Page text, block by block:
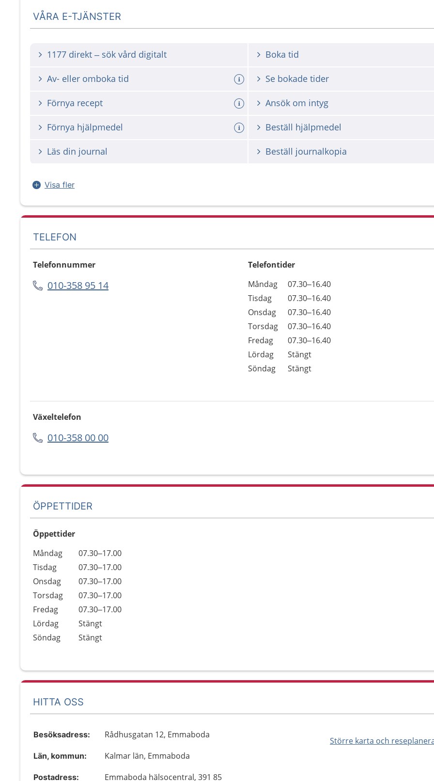
VÅRA E-TJÄNSTER
1177 direkt – sök vård digitalt Boka tid
Av- eller omboka tid Se bokade tider
Förnya recept Ansök om intyg
Förnya hjälpmedel Beställ hjälpmedel
Läs din journal Beställ journalkopia
Visa fler
TELEFON
Telefonnummer
010-358 95 14
Telefontider
Dag
Öppettider
Kommentarer
Måndag
07.30–16.40
Tisdag
07.30–16.40
Onsdag
07.30–16.40
Torsdag
07.30–16.40
Fredag
07.30–16.40
Lördag
Stängt
Söndag
Stängt
Växeltelefon
010-358 00 00
ÖPPETTIDER
Öppettider
Dag
Öppettider
Kommentarer
Måndag
07.30–17.00
Tisdag
07.30–17.00
Onsdag
07.30–17.00
Torsdag
07.30–17.00
Fredag
07.30–17.00
Lördag
Stängt
Söndag
Stängt
HITTA OSS
Större karta och
Besöksadress: Rådhusgatan 12, Emmaboda
Län, kommun: Kalmar län, Emmaboda
Postadress:
Emmaboda hälsocentral, 391 85